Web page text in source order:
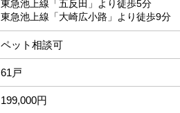
東急池上線「五反田」より徒歩5分
東急池上線「大崎広小路」より徒歩9分
ペット相談可
61戸
199,000円